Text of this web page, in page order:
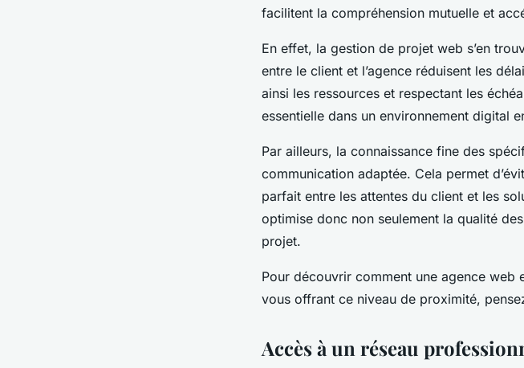
facilitent la compréhension mutuelle et
En effet, la gestion de projet web s’en
entre le client et l’agence réduisent les
ainsi les ressources et respectant les
essentielle dans un environnement digital
Par ailleurs, la connaissance fine des
communication adaptée. Cela permet
parfait entre les attentes du client et les
optimise donc non seulement la qualité
projet.
Pour découvrir comment une agence
vous offrant ce niveau de proximité,
Accès à un réseau